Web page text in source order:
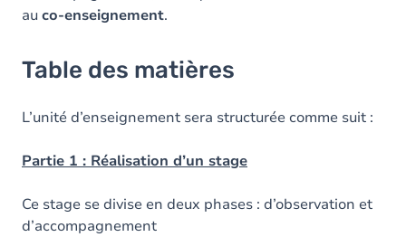
au co-enseignement.
Table des matières
L’unité d’enseignement sera structurée comme suit :
Partie 1 : Réalisation d’un stage
Ce stage se divise en deux phases : d’observation et
d’accompagnement